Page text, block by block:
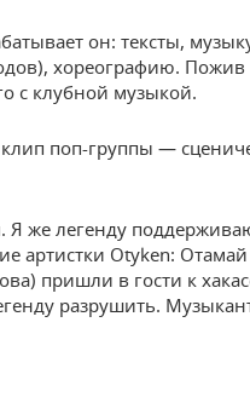
он: тексты,
хореографию.
с клубной музыкой.
поп-группы —
Я же легенду
артистки Otyken:
пришли в гости к
разрушить.